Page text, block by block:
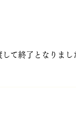
て終了となりまし